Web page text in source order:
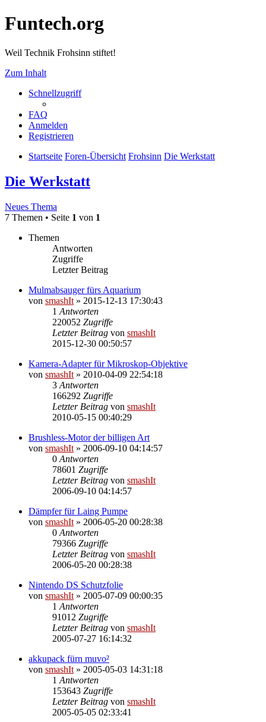
Funtech.org
Weil Technik Frohsinn stiftet!
Zum Inhalt
Schnellzugriff
FAQ
Anmelden
Registrieren
Startseite Foren-Übersicht Frohsinn Die Werkstatt
Die Werkstatt
Neues Thema
7 Themen • Seite 1 von 1
Themen
Antworten
Zugriffe
Letzter Beitrag
Mulmabsauger fürs Aquarium
von smashIt » 2015-12-13 17:30:43
1 Antworten
220052 Zugriffe
Letzter Beitrag von smashIt
2015-12-30 00:50:57
Kamera-Adapter für Mikroskop-Objektive
von smashIt » 2010-04-09 22:54:18
3 Antworten
166292 Zugriffe
Letzter Beitrag von smashIt
2010-05-15 00:40:29
Brushless-Motor der billigen Art
von smashIt » 2006-09-10 04:14:57
0 Antworten
78601 Zugriffe
Letzter Beitrag von smashIt
2006-09-10 04:14:57
Dämpfer für Laing Pumpe
von smashIt » 2006-05-20 00:28:38
0 Antworten
79366 Zugriffe
Letzter Beitrag von smashIt
2006-05-20 00:28:38
Nintendo DS Schutzfolie
von smashIt » 2005-07-09 00:00:35
1 Antworten
91012 Zugriffe
Letzter Beitrag von smashIt
2005-07-27 16:14:32
akkupack fürn muvo²
von smashIt » 2005-05-03 14:31:18
1 Antworten
153643 Zugriffe
Letzter Beitrag von smashIt
2005-05-05 02:33:41